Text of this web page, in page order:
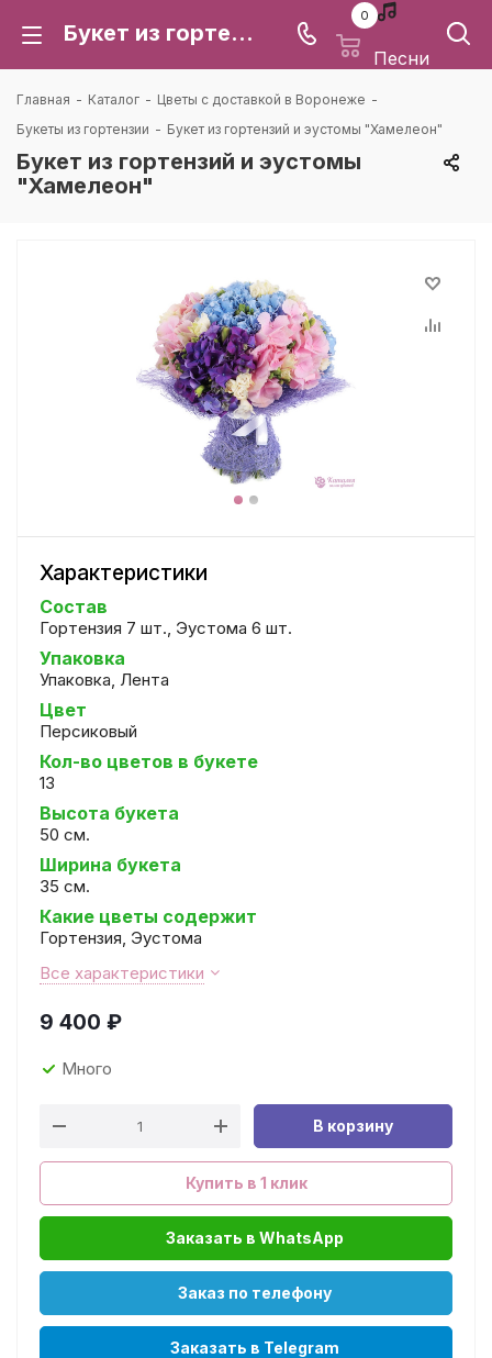
Букет из гортензий и эустомы "Хамелеон": цена и доставка в Воронеже | Каталея
0
Песни
Главная - Каталог - Цветы с доставкой в Воронеже -
Букеты из гортензии - Букет из гортензий и эустомы "Хамелеон"
Букет из гортензий и эустомы
"Хамелеон"
Характеристики
Состав
Гортензия 7 шт., Эустома 6 шт.
Упаковка
Упаковка, Лента
Цвет
Персиковый
Кол-во цветов в букете
13
Высота букета
50 см.
Ширина букета
35 см.
Какие цветы содержит
Гортензия, Эустома
Все характеристики
9 400 ₽
Много
В корзину
Купить в 1 клик
Заказать в WhatsApp
Заказ по телефону
Заказать в Telegram